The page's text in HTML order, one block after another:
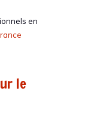
en
le